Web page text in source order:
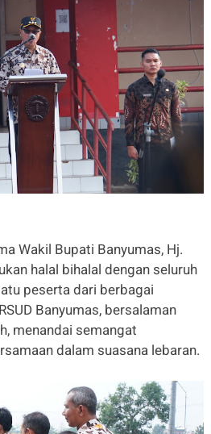
Wakil Bupati Banyumas, Hj.
halal bihalal dengan seluruh
peserta dari berbagai
Banyumas, bersalaman
menandai semangat
dalam suasana lebaran.